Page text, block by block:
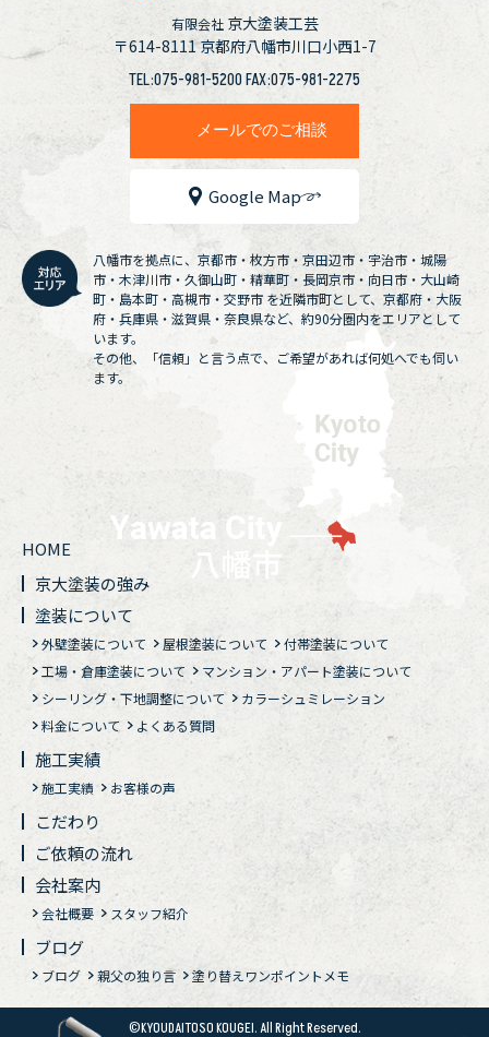
有限会社 京大塗装工芸
〒614-8111京都府八幡市川口小西1-7
TEL:075-981-5200 FAX:075-981-2275
メールでのご相談
Google Map
八幡市を拠点に、京都市・枚方市・京田辺市・宇治市・城陽
市・木津川市・久御山町・精華町・長岡京市・向日市・大山崎
町・島本町・高槻市・交野市 を近隣市町として、京都府・大阪
府・兵庫県・滋賀県・奈良県など、約90分圏内をエリアとして
います。
その他、「信頼」と言う点で、ご希望があれば何処へでも伺い
ます。
HOME
京大塗装の強み
塗装について
外壁塗装について 屋根塗装について
付帯塗装について
工場・倉庫塗装について
マンション・アパート塗装について
シーリング・下地調整について
カラーシュミレーション
料金について
よくある質問
施工実績
施工実績 お客様の声
こだわり
ご依頼の流れ
会社案内
会社概要 スタッフ紹介
ブログ
ブログ 親父の独り言 塗り替えワンポイントメモ
©KYOUDAITOSO KOUGEI. All Right Reserved.